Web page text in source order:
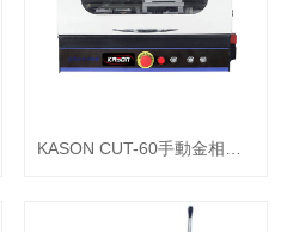
KASON CUT-60手動金相試